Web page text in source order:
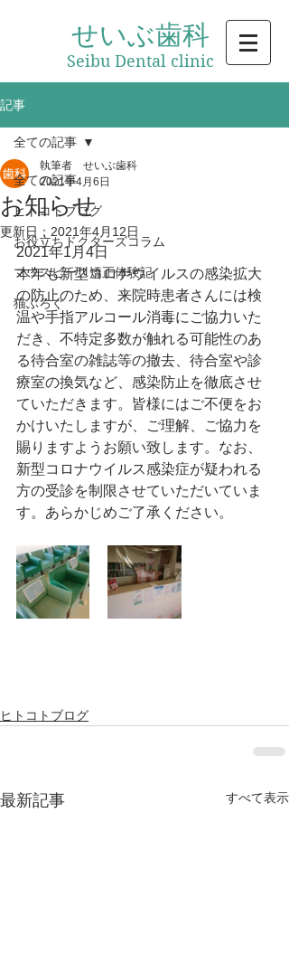
せいぶ歯科
Seibu Dental clinic
記事
全ての記事
ヒトコトブログ
お役立ちドクターズコラム
マウスピース矯正体験記
猫ぶろぐ
全ての記事
お知らせ
執筆者 せいぶ歯科
2021年4月6日
更新日： 2021年4月12日
2021年1月4日
本年も新型コロナウイルスの感染拡大
の防止のため、来院時患者さんには検
温や手指アルコール消毒にご協力いた
だき、不特定多数が触れる可能性のあ
る待合室の雑誌等の撤去、待合室や診
療室の換気など、感染防止を徹底させ
ていただきます。皆様にはご不便をお
かけいたしますが、ご理解、ご協力を
賜りますようお願い致します。なお、
新型コロナウイルス感染症が疑われる
方の受診を制限させていただいていま
す。あらかじめご了承ください。
ヒトコトブログ
最新記事 すべて表示